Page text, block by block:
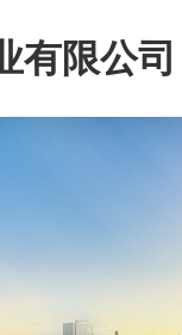
有限公司